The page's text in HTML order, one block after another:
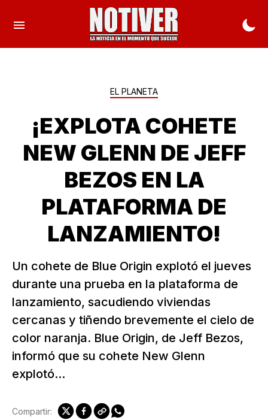
EL PLANETA
¡EXPLOTA COHETE
NEW GLENN DE JEFF
BEZOS EN LA
PLATAFORMA DE
LANZAMIENTO!
Un cohete de Blue Origin explotó el jueves
durante una prueba en la plataforma de
lanzamiento, sacudiendo viviendas
cercanas y tiñendo brevemente el cielo de
color naranja. Blue Origin, de Jeff Bezos,
informó que su cohete New Glenn
explotó...
Compartir: